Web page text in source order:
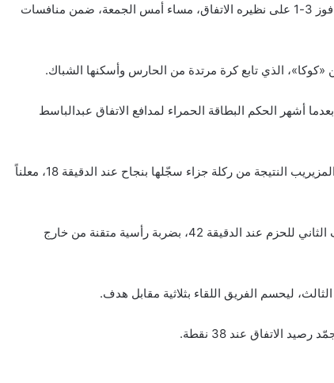
قلب فريق الحزم الأول لكرة القدم تأخره بهدف إلى فوز 3-1 على نظيره الاتفاق، مساء أمس الجمعة، ضمن منافسات
«كوكا»، الذي تابع كرة مرتدة من الحارس وأسكنها الشباك.
اللقاء، بعدما أشهر الحكم البطاقة الحمراء لمدافع الاتفاق عبدالباسط
واستغل الحزم النقص العددي سريعاً، ليعدّل يوسف المزيريب النتيجة من ركلة جزاء سجّلها بنجاح عند الدقيقة 18، معلناً
وقبل نهاية الشوط الأول، أضاف فابيو مارتينيز الهدف الثاني للحزم عند الدقيقة 42، بضربة رأسية متقنة من خارج